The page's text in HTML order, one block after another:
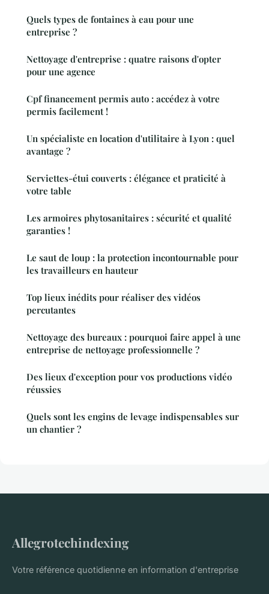
Quels types de fontaines à eau pour une
entreprise ?
Nettoyage d'entreprise : quatre raisons d'opter
pour une agence
Cpf financement permis auto : accédez à votre
permis facilement !
Un spécialiste en location d'utilitaire à Lyon : quel
avantage ?
Serviettes-étui couverts : élégance et praticité à
votre table
Les armoires phytosanitaires : sécurité et qualité
garanties !
Le saut de loup : la protection incontournable pour
les travailleurs en hauteur
Top lieux inédits pour réaliser des vidéos
percutantes
Nettoyage des bureaux : pourquoi faire appel à une
entreprise de nettoyage professionnelle ?
Des lieux d'exception pour vos productions vidéo
réussies
Quels sont les engins de levage indispensables sur
un chantier ?
Allegrotechindexing
Votre référence quotidienne en information d'entreprise